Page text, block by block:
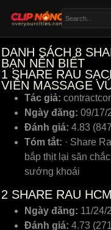
DANH SÁCH 8
BẠN NÊN BIẾT
1 SHARE RAU
VIÊN MASSAGE
Tác giả:
Ngày đăng: 09/17/
Đánh giá: 4.83
Tóm tắt: · Share
bắp thịt lại săn
sướng khoái
2 SHARE RAU
Ngày đăng: 11/24/
Đánh giá: 4.73